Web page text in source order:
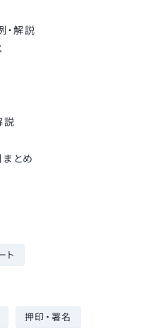
・解説
説
とめ
ト
押印・署名